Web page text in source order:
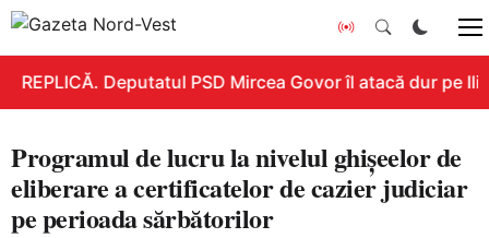
REPLICĂ. Deputatul PSD Mircea Govor îl atacă dur pe
Programul de lucru la nivelul ghișeelor de
eliberare a certificatelor de cazier judiciar
pe perioada sărbătorilor